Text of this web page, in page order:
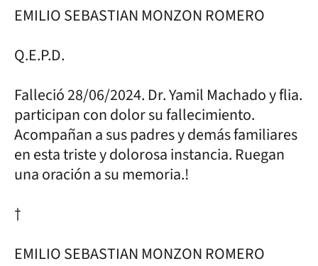
EMILIO SEBASTIAN MONZON ROMERO
Q.E.P.D.
Falleció 28/06/2024. Dr. Yamil Machado y flia.
participan con dolor su fallecimiento.
Acompañan a sus padres y demás familiares
en esta triste y dolorosa instancia. Ruegan
una oración a su memoria.!
†
EMILIO SEBASTIAN MONZON ROMERO